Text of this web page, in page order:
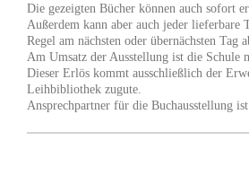
Die gezeigten Bücher können auch sofort
Außerdem kann aber auch jeder lieferbare
Regel am nächsten oder übernächsten Tag
Am Umsatz der Ausstellung ist die Schule
Dieser Erlös kommt ausschließlich der
Leihbibliothek zugute.
Ansprechpartner für die Buchausstellung